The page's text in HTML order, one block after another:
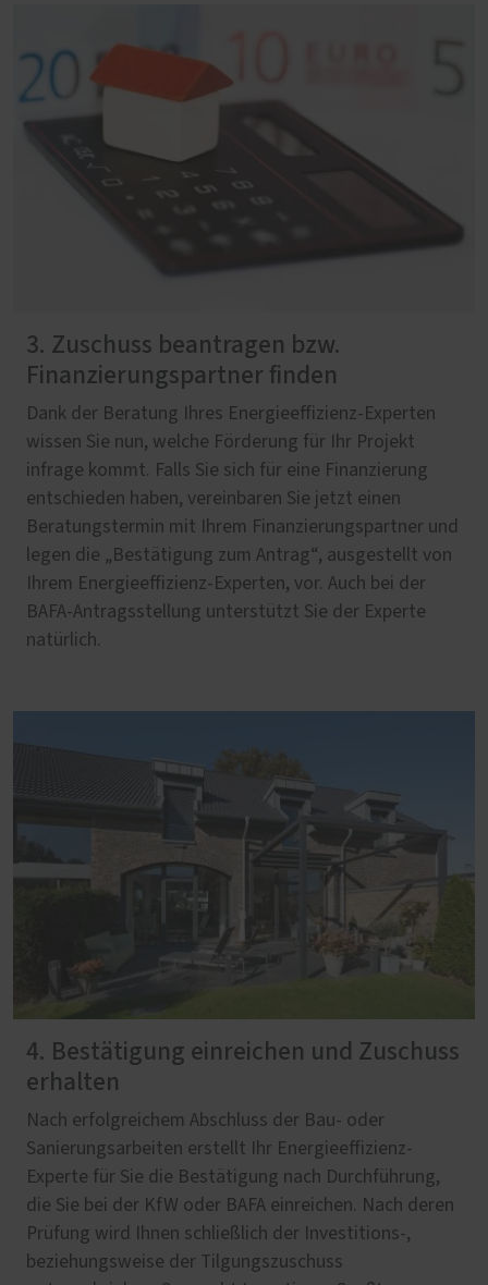
3. Zuschuss beantragen bzw.
Finanzierungspartner finden
Dank der Beratung Ihres Energieeffizienz-Experten
wissen Sie nun, welche Förderung für Ihr Projekt
infrage kommt. Falls Sie sich für eine Finanzierung
entschieden haben, vereinbaren Sie jetzt einen
Beratungstermin mit Ihrem Finanzierungspartner und
legen die „Bestätigung zum Antrag“, ausgestellt von
Ihrem Energieeffizienz-Experten, vor. Auch bei der
BAFA-Antragsstellung unterstützt Sie der Experte
natürlich.
4. Bestätigung einreichen und Zuschuss
erhalten
Nach erfolgreichem Abschluss der Bau- oder
Sanierungsarbeiten erstellt Ihr Energieeffizienz-
Experte für Sie die Bestätigung nach Durchführung,
die Sie bei der KfW oder BAFA einreichen. Nach deren
Prüfung wird Ihnen schließlich der Investitions-,
beziehungsweise der Tilgungszuschuss